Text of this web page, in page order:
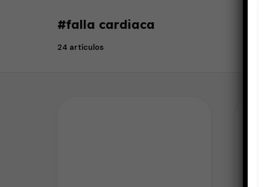
#falla cardiaca
24 artículos